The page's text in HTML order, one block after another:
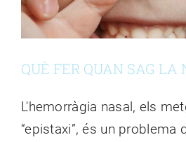
QUÈ FER QUAN SAG LA
L'hemorràgia nasal, els
“epistaxi”, és un problema